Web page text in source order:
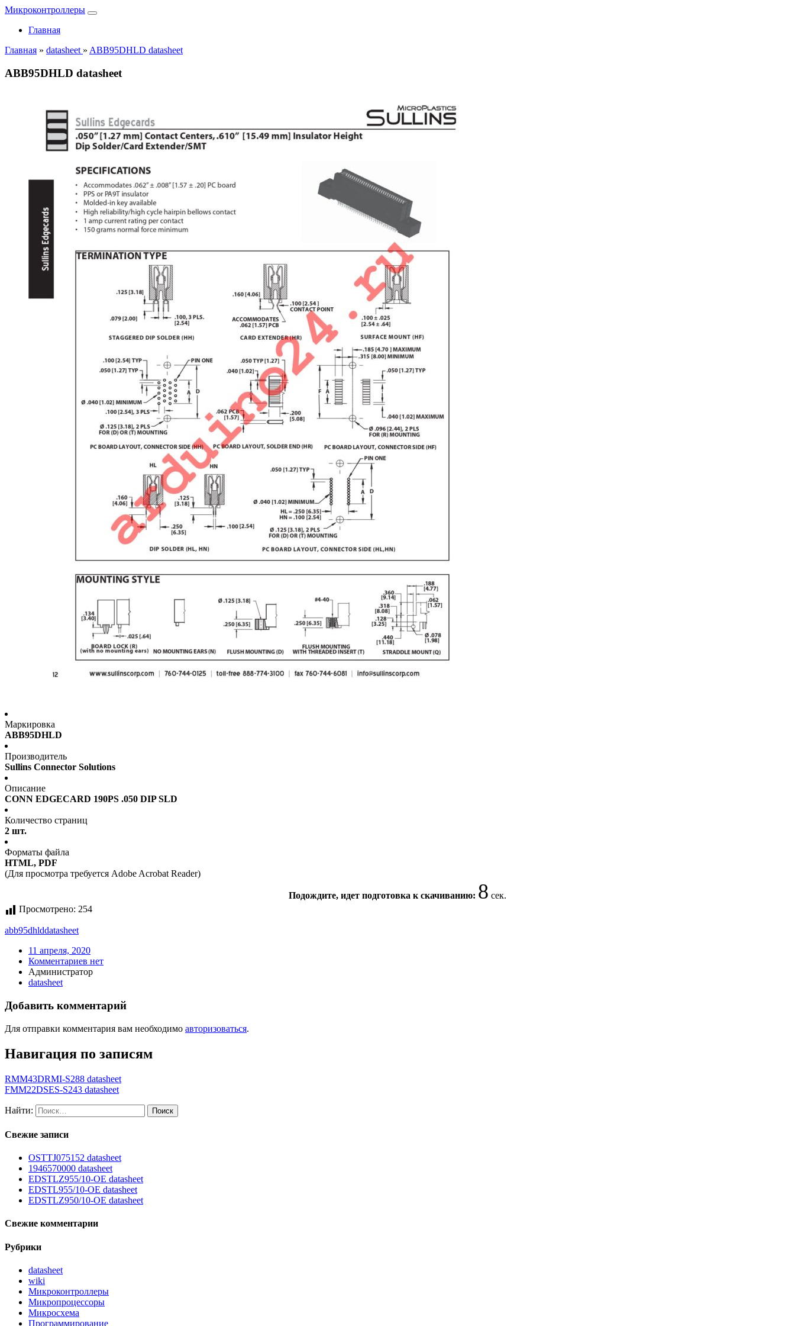
Микроконтроллеры
Главная
Главная » datasheet » ABB95DHLD datasheet
ABB95DHLD datasheet
Маркировка
ABB95DHLD
Производитель
Sullins Connector Solutions
Описание
CONN EDGECARD 190PS .050 DIP SLD
Количество страниц
2 шт.
Форматы файла
HTML, PDF
(Для просмотра требуется Adobe Acrobat Reader)
Подождите, идет подготовка к скачиванию: 8 сек.
Просмотрено: 254
abb95dhlddatasheet
11 апреля, 2020
Комментариев нет
Администратор
datasheet
Добавить комментарий
Для отправки комментария вам необходимо авторизоваться.
Навигация по записям
RMM43DRMI-S288 datasheet
FMM22DSES-S243 datasheet
Найти:
Свежие записи
OSTTJ075152 datasheet
1946570000 datasheet
EDSTLZ955/10-OE datasheet
EDSTL955/10-OE datasheet
EDSTLZ950/10-OE datasheet
Свежие комментарии
Рубрики
datasheet
wiki
Микроконтроллеры
Микропроцессоры
Микросхема
Программирование